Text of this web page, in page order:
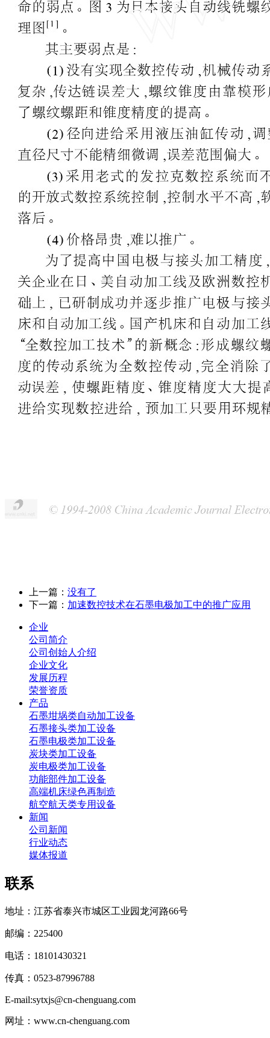
上一篇： 没有了
下一篇： 加速数控技术在石墨电极加工中的推广应用
企业
公司简介
公司创始人介绍
企业文化
发展历程
荣誉资质
产品
石墨坩埚类自动加工设备
石墨接头类加工设备
石墨电极类加工设备
炭块类加工设备
炭电极类加工设备
功能部件加工设备
高端机床绿色再制造
航空航天类专用设备
新闻
公司新闻
行业动态
媒体报道
联系
地址：江苏省泰兴市城区工业园龙河路66号
邮编：225400
电话：18101430321
传真：0523-87996788
E-mail:sytxjs@cn-chenguang.com
网址：www.cn-chenguang.com